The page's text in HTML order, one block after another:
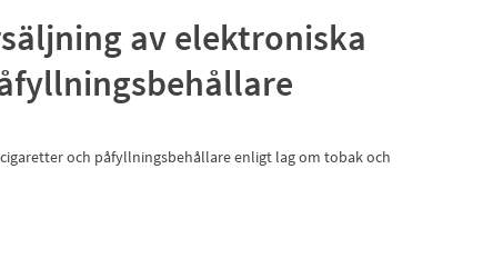
av elektroniska
och påfyllningsbehållare enligt lag om tobak och